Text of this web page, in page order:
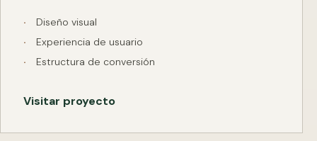
Diseño visual
Experiencia de usuario
Estructura de conversión
Visitar proyecto